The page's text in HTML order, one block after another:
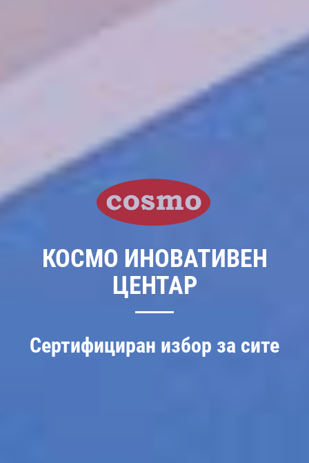
КОСМО ИНОВАТИВЕН
ЦЕНТАР
Сертифициран избор за сите